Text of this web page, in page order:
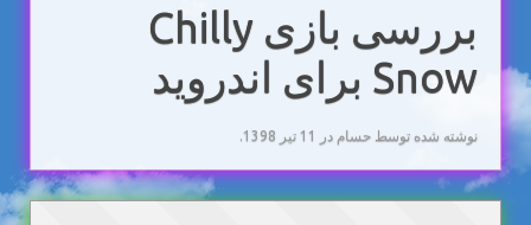
بررسی بازی Chilly
Snow برای اندروید
نوشته شده توسط حسام در 11 تیر 1398 .